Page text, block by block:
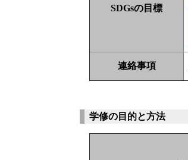
SDGsの目標
連絡事項
学修の目的と方法